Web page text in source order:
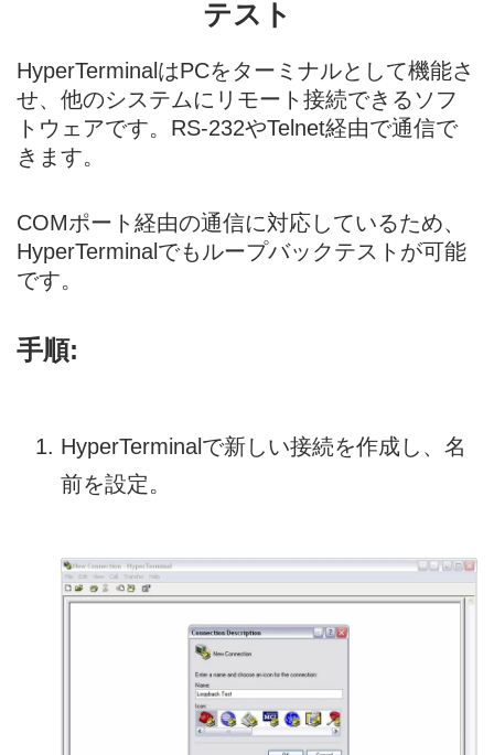
テスト
HyperTerminal はPCをターミナルとして機能さ
せ、他のシステムにリモート接続できるソフ
トウェアです。RS-232やTelnet経由で通信で
きます。
COMポート経由の通信に対応しているため、
HyperTerminalでもループバックテストが可能
です。
手順:
HyperTerminalで新しい接続を作成し、名
前を設定。